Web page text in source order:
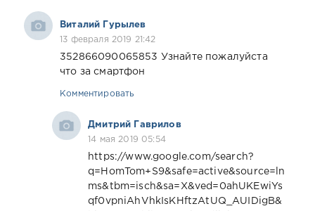
Виталий Гурылев
13 февраля 2019 21:42
352866090065853 Узнайте пожалуйста
что за смартфон
Комментировать
Дмитрий Гаврилов
14 мая 2019 05:54
https://www.google.com/search?
q=HomTom+S9&safe=active&source=ln
ms&tbm=isch&sa=X&ved=0ahUKEwiYs
qf0vpniAhVhkIsKHftzAtUQ_AUIDigB&